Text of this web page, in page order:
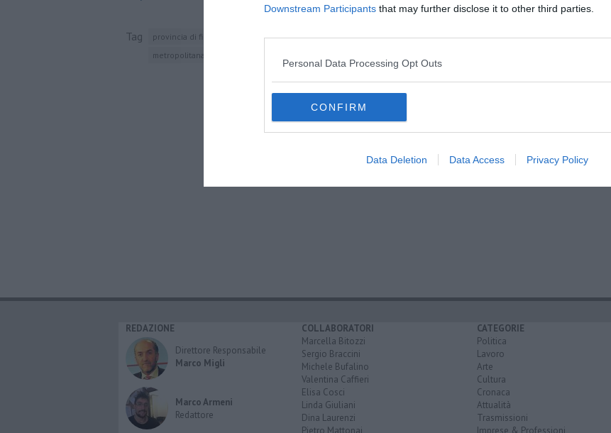
Downstream Participants that may further disclose it to other third parties.
Personal Data Processing Opt Outs
CONFIRM
Data Deletion Data Access Privacy Policy
Tag provincia di firenze fibra ottica ponte bailey dario nardella
via xx settembre
metropolitana di san pietroburgo
REDAZIONE
Direttore Responsabile
Marco Migli
Marco Armeni
Redattore
COLLABORATORI
Marcella Bitozzi
Sergio Braccini
Michele Bufalino
Valentina Caffieri
Elisa Cosci
Linda Giuliani
Dina Laurenzi
Pietro Mattonai
CATEGORIE
Politica
Lavoro
Arte
Cultura
Cronaca
Attualità
Trasmissioni
Imprese & Professioni